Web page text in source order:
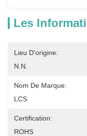
Les
Lieu D'origine:
N.N.
Nom De Marque:
LCS
Certification:
ROHS